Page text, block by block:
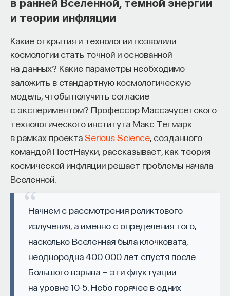
и теории инфляции
Какие открытия и технологии позволили
космологии стать точной и основанной
на данных? Какие параметры необходимо
заложить в стандартную космологическую
модель, чтобы получить согласие
с экспериментом? Профессор Массачусетского
технологического института Макс Тегмарк
в рамках проектаSerious Science , созданного
командой ПостНауки, рассказывает, как теория
космической инфляции решает проблемы начала
Вселенной.
Начнем с рассмотрения реликтового
излучения, а именно с определения того,
насколько Вселенная была клочковата,
неоднородна 400 000 лет спустя после
Большого взрыва — эти флуктуации
на уровне 10-5. Небо горячее в одних
Как философия помогает составлять
собственное мнение
о происходящем в мире?
Как философия помогает понять мир, в котором
мы живем, расширять собственные
представления об окружающей
действительности и познавать самого себя?
Ответы на эти и другие вопросы можно найти,
записавшисьна курс «Философский поиск:
начала».
Слушатели курса убедятся в том, что
философский поиск — это не только каскад
занимательных головоломок, но и набор
современного человека.
Пройдя этот курс, вы:
— Овладеете ключевыми для независимого
мышления навыками: научитесь критически